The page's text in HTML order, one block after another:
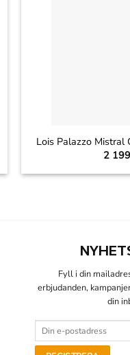
Lois Palazzo Mistral
2 199
Fyll i din
erbjudanden,
din